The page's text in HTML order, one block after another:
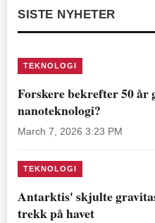
SISTE NYHETER
TEKNOLOGI
Forskere bekrefter 50
nanoteknologi?
March 7, 2026 3:23 PM
TEKNOLOGI
Antarktis' skjulte
trekk på havet